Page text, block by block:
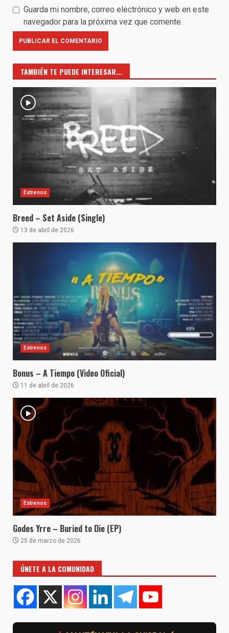
Guarda mi nombre, correo electrónico y web en este
navegador para la próxima vez que comente.
TAMBIÉN TE PUEDE INTERESAR...
Estrenos
Breed – Set Aside (Single)
13 de abril de 2026
Estrenos
Bonus – A Tiempo (Video Oficial)
11 de abril de 2026
Estrenos
Godes Yrre – Buried to Die (EP)
25 de marzo de 2026
ÚNETE A LA COMUNIDAD